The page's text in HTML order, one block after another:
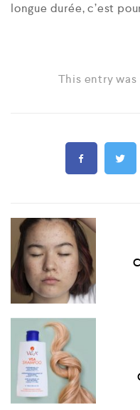
longue durée, c’est
This entry